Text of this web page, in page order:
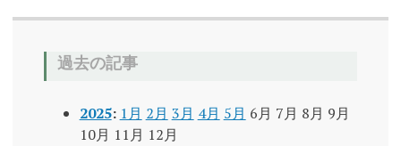
過去の記事
2025: 1月 2月 3月 4月 5月 6月 7月 8月 9月
10月 11月 12月